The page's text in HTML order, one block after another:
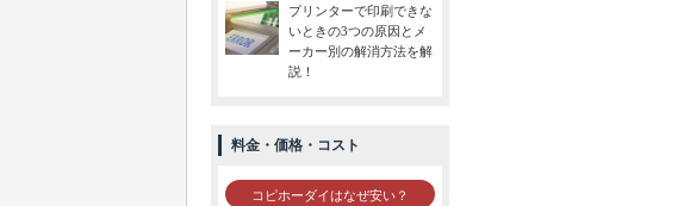
プリンターで印刷できな
いときの3つの原因とメ
ーカー別の解消方法を解
説！
料金・価格・コスト
コピホーダイはなぜ安い？